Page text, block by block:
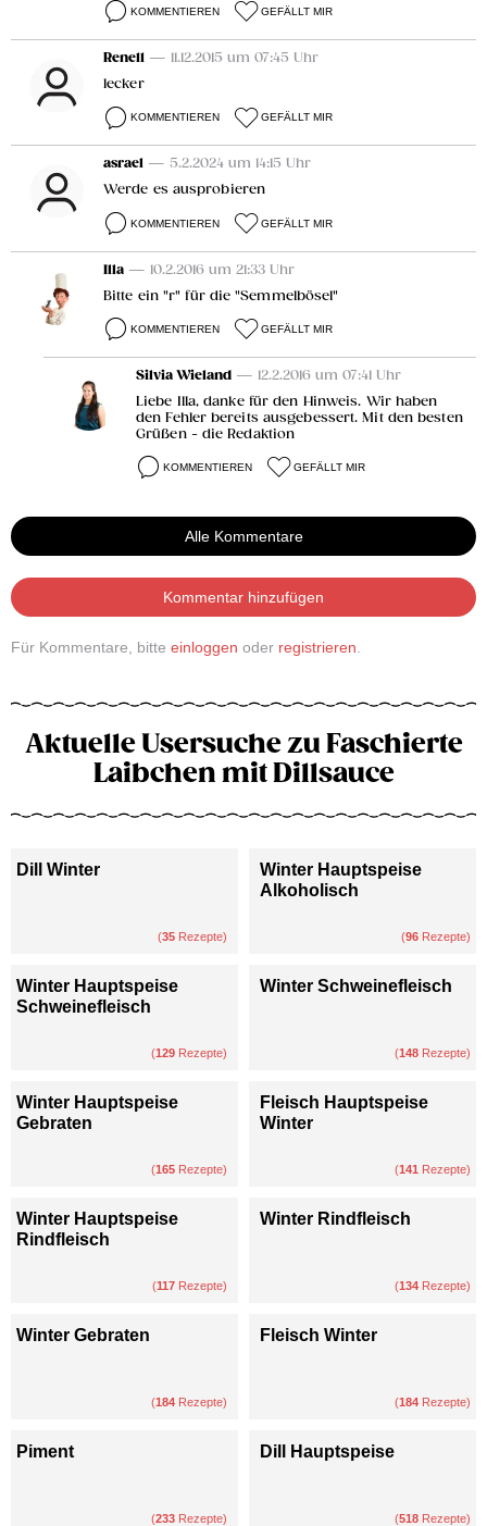
KOMMENTIEREN GEFÄLLT MIR
Rene11 — 11.12.2015 um 07:45 Uhr
lecker
KOMMENTIEREN GEFÄLLT MIR
asrael — 5.2.2024 um 14:15 Uhr
Werde es ausprobieren
KOMMENTIEREN GEFÄLLT MIR
Illa — 10.2.2016 um 21:33 Uhr
Bitte ein "r" für die "Semmelbösel"
KOMMENTIEREN GEFÄLLT MIR
Silvia Wieland — 12.2.2016 um 07:41 Uhr
Liebe Illa, danke für den Hinweis. Wir haben
den Fehler bereits ausgebessert. Mit den besten
Grüßen - die Redaktion
KOMMENTIEREN GEFÄLLT MIR
Alle Kommentare
Kommentar hinzufügen
Für Kommentare, bitte einloggen oder registrieren
Aktuelle Usersuche zu Faschierte
Laibchen mit Dillsauce
Dill Winter
(35 Rezepte)
Winter Hauptspeise
Alkoholisch
(96 Rezepte)
Winter Hauptspeise
Schweinefleisch
(129 Rezepte)
Winter Schweinefleisch
(148 Rezepte)
Winter Hauptspeise
Gebraten
(165 Rezepte)
Fleisch Hauptspeise
Winter
(141 Rezepte)
Winter Hauptspeise
Rindfleisch
(117 Rezepte)
Winter Rindfleisch
(134 Rezepte)
Winter Gebraten
(184 Rezepte)
Fleisch Winter
(184 Rezepte)
Piment
(233 Rezepte)
Dill Hauptspeise
(518 Rezepte)